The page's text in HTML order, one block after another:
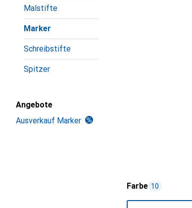
Malstifte
Marker
Schreibstifte
Spitzer
Angebote
Ausverkauf Marker
Farbe 10